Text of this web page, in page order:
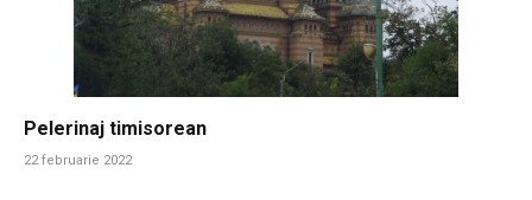
Pelerinaj timisorean
22 februarie 2022